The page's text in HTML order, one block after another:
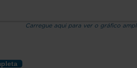
Carregue aqui para ver o gráfico